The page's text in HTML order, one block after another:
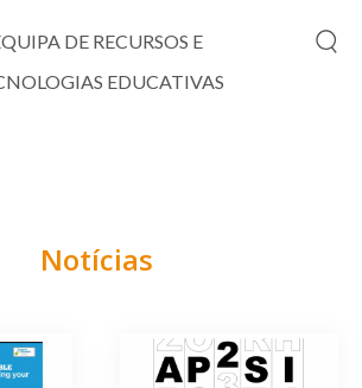
DE RECURSOS E
EDUCATIVAS
Notícias